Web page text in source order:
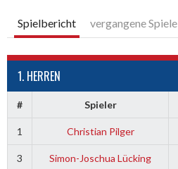
Spielbericht vergangene Spiele
1. HERREN
# Spieler
1 Christian Pilger
3 Simon-Joschua Lücking